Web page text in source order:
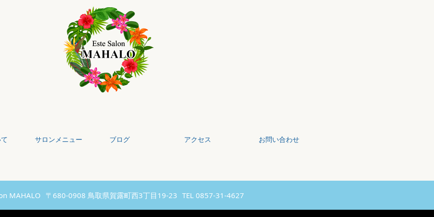
サロンメニュー ブログ アクセス お問い合わせ
MAHALO 〒680-0908 鳥取県賀露町西3丁目19-23 TEL 0857-31-4627